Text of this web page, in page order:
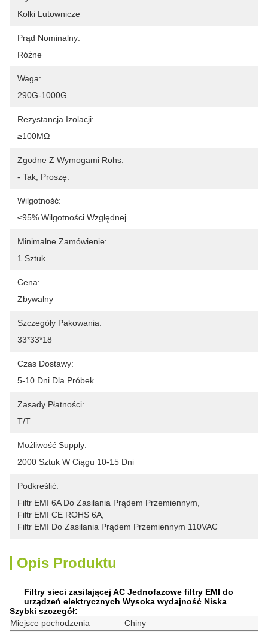
Kołki Lutownicze
Prąd Nominalny:
Różne
Waga:
290G-1000G
Rezystancja Izolacji:
≥100MΩ
Zgodne Z Wymogami Rohs:
- Tak, Proszę.
Wilgotność:
≤95% Wilgotności Względnej
Minimalne Zamówienie:
1 Sztuk
Cena:
Zbywalny
Szczegóły Pakowania:
33*33*18
Czas Dostawy:
5-10 Dni Dla Próbek
Zasady Płatności:
T/T
Możliwość Supply:
2000 Sztuk W Ciągu 10-15 Dni
Podkreślić:
Filtr EMI 6A Do Zasilania Prądem Przemiennym
Filtr EMI CE ROHS 6A
Filtr EMI Do Zasilania Prądem Przemiennym 110VAC
Opis Produktu
Filtry sieci zasilającej AC Jednofazowe filtry EMI do
urządzeń elektrycznych Wysoka wydajność Niska
Szybki szczegół:
Miejsce pochodzenia
Chiny